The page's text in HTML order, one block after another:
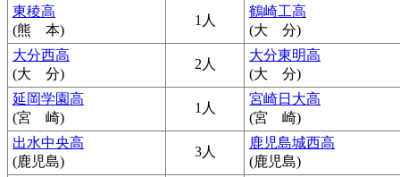
東稜高
(熊 本)
1人
鶴崎工高
(大 分)
大分西高
(大 分)
2人
大分東明高
(大 分)
延岡学園高
(宮 崎)
1人
宮崎日大高
(宮 崎)
出水中央高
(鹿児島)
3人
鹿児島城西高
(鹿児島)